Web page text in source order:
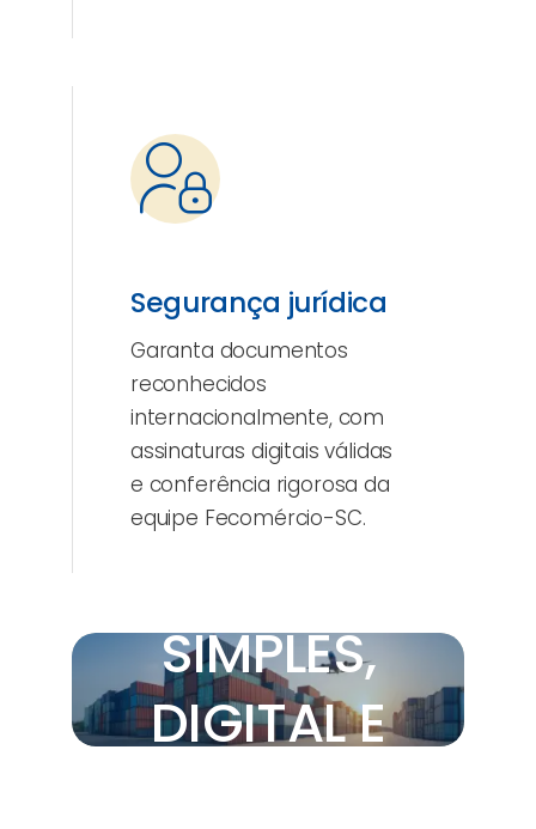
Segurança jurídica
Garanta documentos
reconhecidos
internacionalmente, com
assinaturas digitais válidas
e conferência rigorosa da
equipe Fecomércio-SC.
SIMPLES,
DIGITAL E